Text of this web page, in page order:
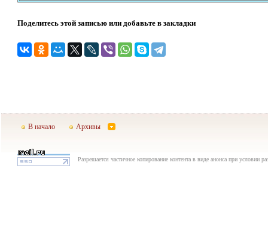
Поделитесь этой записью или добавьте в закладки
В начало Архивы
Разрешается частичное копирование контента в виде анонса при условии